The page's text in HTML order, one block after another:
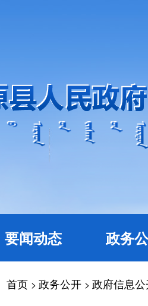
要闻动态 政务
首页 > 政务公开 > 政府信息